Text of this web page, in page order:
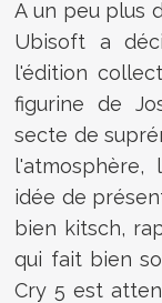
A un peu plus
Ubisoft a
l'édition
figurine de
secte de
idée de
bien kitsch,
qui fait bien
Cry 5 est